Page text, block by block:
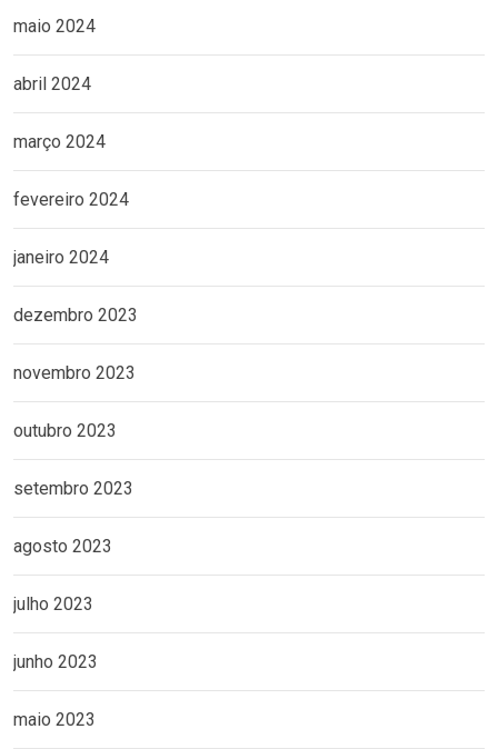
maio 2024
abril 2024
março 2024
fevereiro 2024
janeiro 2024
dezembro 2023
novembro 2023
outubro 2023
setembro 2023
agosto 2023
julho 2023
junho 2023
maio 2023